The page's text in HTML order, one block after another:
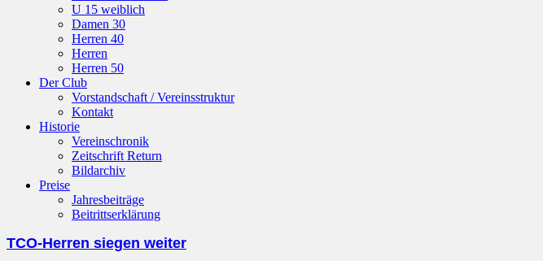
U 15 weiblich
Damen 30
Herren 40
Herren
Herren 50
Der Club
Vorstandschaft / Vereinsstruktur
Kontakt
Historie
Vereinschronik
Zeitschrift Return
Bildarchiv
Preise
Jahresbeiträge
Beitrittserklärung
TCO-Herren siegen weiter